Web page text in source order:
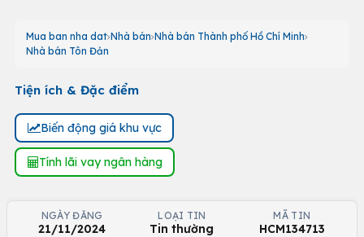
Mua ban nha dat Nhà bán Nhà bán Thành phố Hồ Chí Minh
Nhà bán Tôn Đản
Tiện ích & Đặc điểm
Biến động giá khu vực
Tính lãi vay ngân hàng
NGÀY ĐĂNG
21/11/2024
LOẠI TIN
Tin thường
MÃ TIN
HCM134713